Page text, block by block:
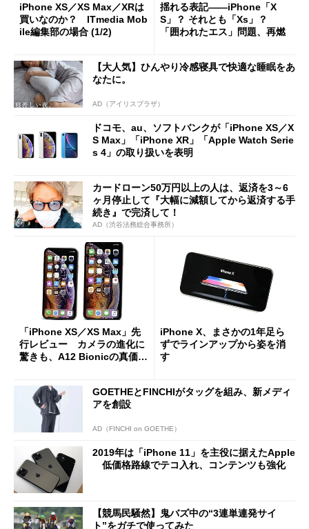
iPhone XS／XS Max／XRは
買いなのか？ ITmedia Mob
ile編集部の場合 (1/2)
揺れる表記――iPhone「X
S」？ それとも「Xs」？
「囲われたエス」問題、再燃
【大人気】ひんやり冷感寝具で快適な睡眠をあ
なたに。
AD（アイリスプラザ）
ドコモ、au、ソフトバンクが「iPhone XS／X
S Max」「iPhone XR」「Apple Watch Serie
s 4」の取り扱いを表明
カードローン50万円以上の人は、返済を3～6
ヶ月停止して『大幅に減額してから返済する手
続き』で完済して！
AD（渋谷法務総合事務所）
「iPhone XS／XS Max」先
行レビュー カメラの進化に
驚きも、A12 Bionicの真価は
iPhone X、まさかの1年足ら
ずでラインアップから姿を消
す
GOETHEとFINCHIがタッグを組み、新メディ
アを創設
AD（FINCHI on GOETHE）
2019年は「iPhone 11」を主役に据えたApple
低価格路線でテコ入れ、コンテンツも強化
【競馬民騒然】鬼バズ中の“3連単連発サイ
ト”をガチで使ってみた